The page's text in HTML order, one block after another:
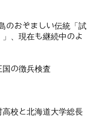
のおぞましい伝統「試
、現在も継続中のよ
国の徴兵検査
高校と北海道大学総長